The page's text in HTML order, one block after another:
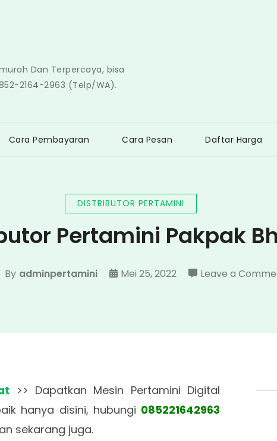
Dan Terpercaya, bisa
2164-2963 (Telp/WA).
Cara Pembayaran Cara Pesan Daftar Harga
DISTRIBUTOR PERTAMINI
Pertamini Pakpak
By adminpertamini Mei 25, 2022 Leave a
>> Dapatkan Mesin Pertamini Digital
hanya disini, hubungi 085221642963
sekarang juga.